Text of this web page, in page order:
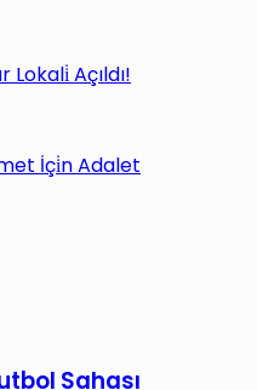
Açıldı!
İçi̇n Adalet
Sahası